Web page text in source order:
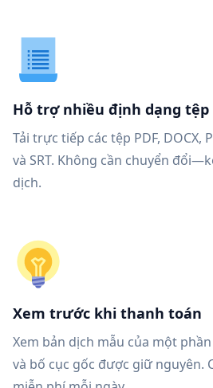
Hỗ trợ nhiều định dạng tệp
Tải trực tiếp các tệp PDF, DOCX,
và SRT. Không cần chuyển
dịch.
Xem trước khi thanh toán
Xem bản dịch mẫu của một
và bố cục gốc được giữ nguyên.